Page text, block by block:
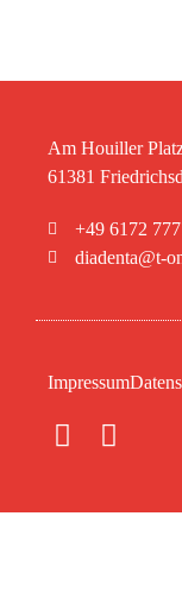
Am Houiller
61381
+49 6172
diadenta@t-
Impressum